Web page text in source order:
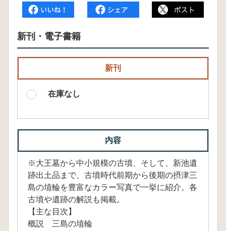
新刊・電子書籍
新刊
在庫なし
内容
※大王墓から中小規模の古墳、そして、新池遺
跡出土品まで、古墳時代前期から後期の摂津三
島の埴輪を豊富なカラー写真で一挙に紹介。各
古墳や遺跡の解説も掲載。
【主な目次】
概説 三島の埴輪